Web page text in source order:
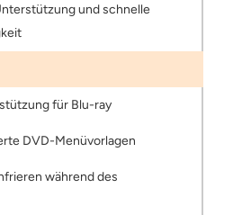
und schnelle
für Blu-ray
DVD-Menüvorlagen
während des